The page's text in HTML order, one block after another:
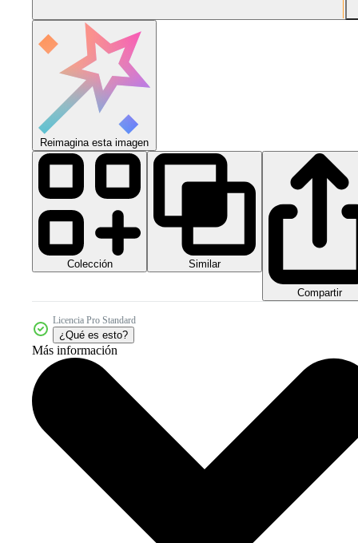
Reimagina esta imagen
Colección Similar
Compartir
Licencia Pro Standard
¿Qué es esto?
Más información